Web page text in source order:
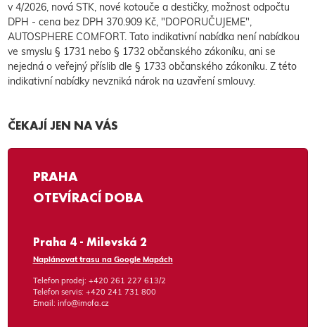
v 4/2026, nová STK, nové kotouče a destičky, možnost odpočtu
DPH - cena bez DPH 370.909 Kč, "DOPORUČUJEME",
AUTOSPHERE COMFORT. Tato indikativní nabídka není nabídkou
ve smyslu § 1731 nebo § 1732 občanského zákoníku, ani se
nejedná o veřejný příslib dle § 1733 občanského zákoníku. Z této
indikativní nabídky nevzniká nárok na uzavření smlouvy.
ČEKAJÍ JEN NA VÁS
PRAHA
OTEVÍRACÍ DOBA
Praha 4 - Milevská 2
Naplánovat trasu na Google Mapách
Telefon prodej: +420 261 227 613/2
Telefon servis: +420 241 731 800
Email: info@imofa.cz